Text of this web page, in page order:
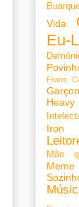
Vida
Eu-
Frans
Iron
Mão